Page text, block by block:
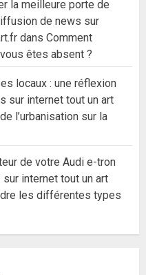
la meilleure porte de
de news sur
dans Comment
êtes absent ?
locaux : une réflexion
sur internet tout un art
l’urbanisation sur la
de votre Audi e-tron
internet tout un art
les différentes types